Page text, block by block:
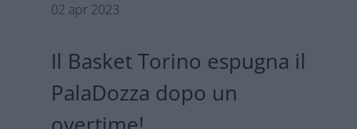
02 apr 2023
Il Basket Torino espugna il
PalaDozza dopo un